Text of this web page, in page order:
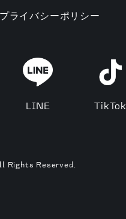
プライバシーポリシー
LINE TikTok
Rights Reserved.